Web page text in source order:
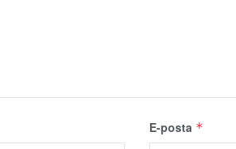
E-posta *